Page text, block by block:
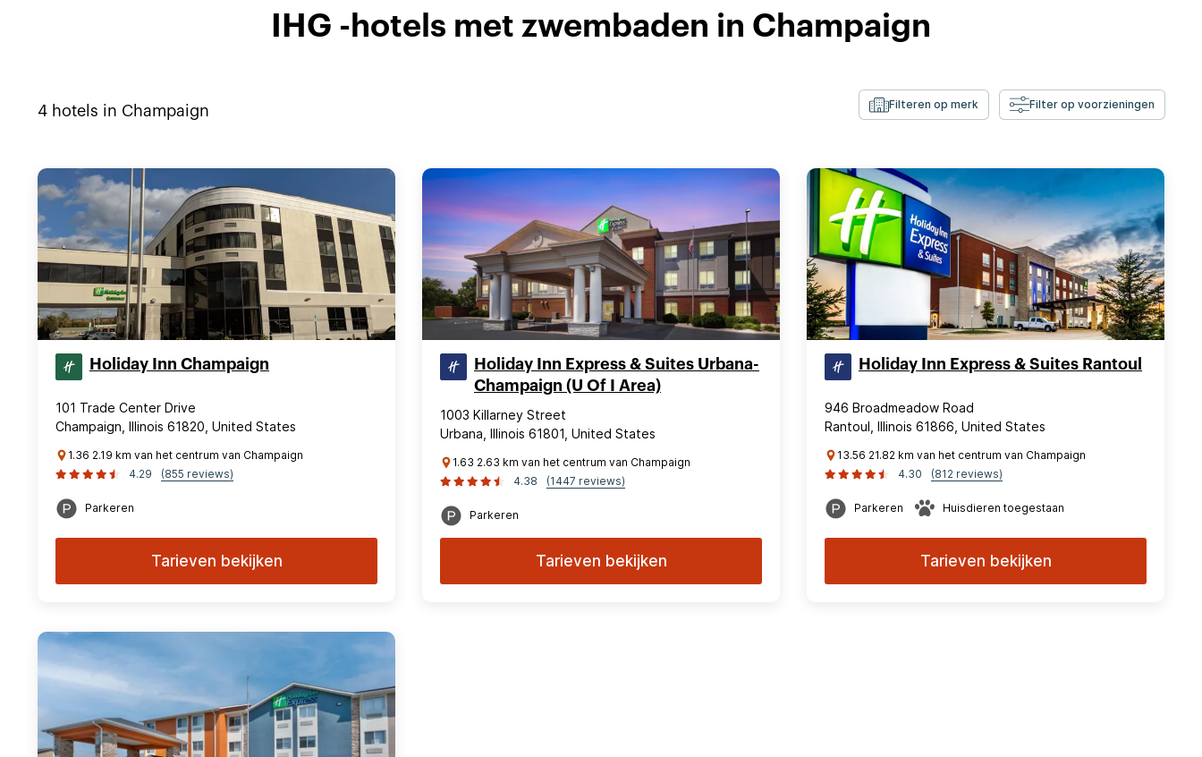
IHG -hotels met zwembaden in Champaign
4 hotels in Champaign Filteren op merk Filter op voorzieningen
Holiday Inn Champaign
101 Trade Center Drive
Champaign, Illinois 61820, United States
1.36 2.19 km van het centrum van Champaign
4.29
(855 reviews)
Parkeren
Tarieven bekijken
Holiday Inn Express & Suites Urbana-
Champaign (U Of I Area)
1003 Killarney Street
Urbana, Illinois 61801, United States
1.63 2.63 km van het centrum van Champaign
4.38
(1447 reviews)
Parkeren
Tarieven bekijken
Holiday Inn Express & Suites Rantoul
946 Broadmeadow Road
Rantoul, Illinois 61866, United States
13.56 21.82 km van het centrum van Champaign
4.30
(812 reviews)
Parkeren Huisdieren toegestaan
Tarieven bekijken